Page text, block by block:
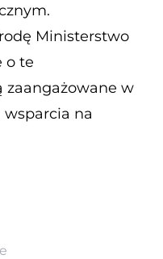
Ministerstwo
o te
zaangażowane w
na